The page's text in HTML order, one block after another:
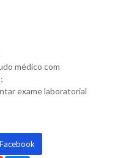
médico com
exame laboratorial